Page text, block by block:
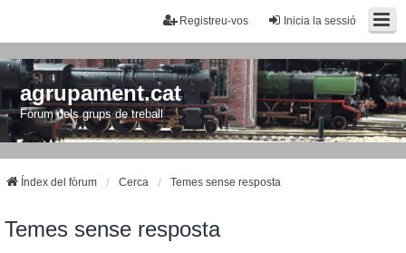
Inicia la sessió
Registreu-vos
agrupament.cat
Fòrum dels grups de treball
Índex del fòrum Cerca Temes sense resposta
Temes sense resposta